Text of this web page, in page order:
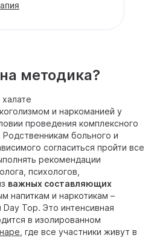
методика?
и наркоманией у
проведения комплексного
больного и
согласиться пройти все
рекомендации
психологов,
важных составляющих
напиткам и наркотикам –
Top. Это интенсивная
в изолированном
, где все участники живут в